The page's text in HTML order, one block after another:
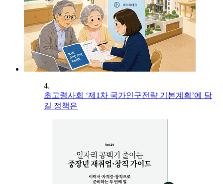
4.
초고령사회 ‘제1차 국가인구전략 기본계획’에 담
길 정책은